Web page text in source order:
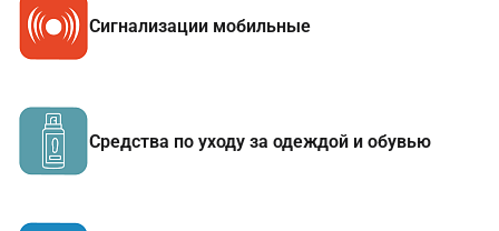
Сигнализации мобильные
Средства по уходу за одеждой и обувью